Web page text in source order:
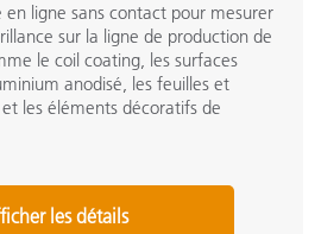
ligne sans contact pour mesurer
sur la ligne de production de
le coil coating, les surfaces
anodisé, les feuilles et
les éléments décoratifs de
les détails